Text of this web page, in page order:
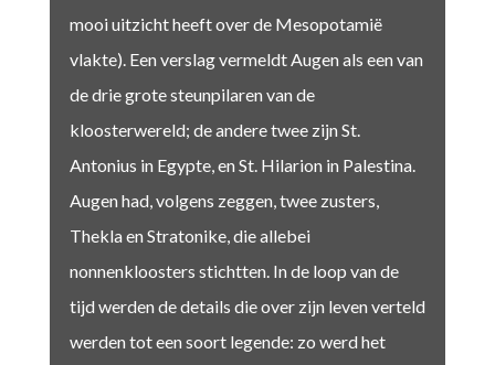
mooi uitzicht heeft over de Mesopotamië
vlakte). Een verslag vermeldt Augen als een van
de drie grote steunpilaren van de
kloosterwereld; de andere twee zijn St.
Antonius in Egypte, en St. Hilarion in Palestina.
Augen had, volgens zeggen, twee zusters,
Thekla en Stratonike, die allebei
nonnenkloosters stichtten. In de loop van de
tijd werden de details die over zijn leven verteld
werden tot een soort legende: zo werd het